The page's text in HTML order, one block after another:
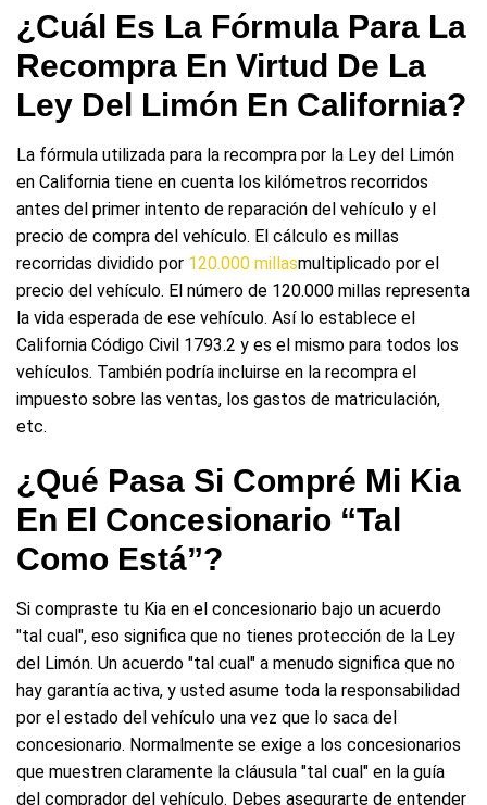
¿Cuál Es La Fórmula Para La
Recompra En Virtud De La
Ley Del Limón En California?
La fórmula utilizada para la recompra por la Ley del Limón
en California tiene en cuenta los kilómetros recorridos
antes del primer intento de reparación del vehículo y el
precio de compra del vehículo. El cálculo es millas
recorridas dividido por 120.000 millasmultiplicado por el
precio del vehículo. El número de 120.000 millas representa
la vida esperada de ese vehículo. Así lo establece el
California Código Civil 1793.2 y es el mismo para todos los
vehículos. También podría incluirse en la recompra el
impuesto sobre las ventas, los gastos de matriculación,
etc.
¿Qué Pasa Si Compré Mi Kia
En El Concesionario “tal
Como Está”?
Si compraste tu Kia en el concesionario bajo un acuerdo
"tal cual", eso significa que no tienes protección de la Ley
del Limón. Un acuerdo "tal cual" a menudo significa que no
hay garantía activa, y usted asume toda la responsabilidad
por el estado del vehículo una vez que lo saca del
concesionario. Normalmente se exige a los concesionarios
que muestren claramente la cláusula "tal cual" en la guía
del comprador del vehículo. Debes asegurarte de entender